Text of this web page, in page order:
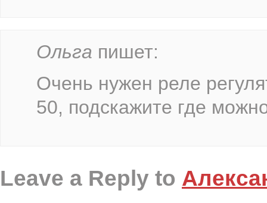
Ольга пишет:
Очень нужен реле
50, подскажите где
Leave a Reply to